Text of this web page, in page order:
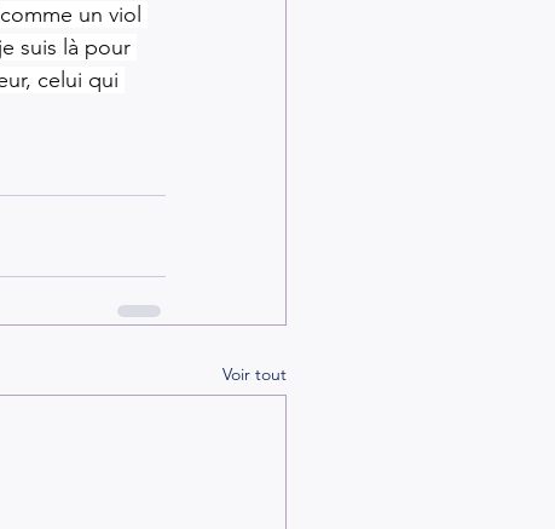
un viol
suis là pour
celui qui
Voir tout